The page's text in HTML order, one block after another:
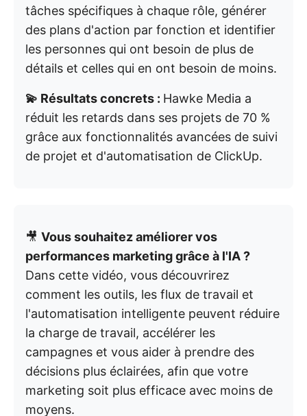
tâches spécifiques à chaque rôle, générer
des plans d'action par fonction et identifier
les personnes qui ont besoin de plus de
détails et celles qui en ont besoin de moins.
💫 Résultats concrets : Hawke Media a
réduit les retards dans ses projets de 70 %
grâce aux fonctionnalités avancées de suivi
de projet et d'automatisation de ClickUp.
🎥 Vous souhaitez améliorer vos
performances marketing grâce à l'IA ?
Dans cette vidéo, vous découvrirez
comment les outils, les flux de travail et
l'automatisation intelligente peuvent réduire
la charge de travail, accélérer les
campagnes et vous aider à prendre des
décisions plus éclairées, afin que votre
marketing soit plus efficace avec moins de
moyens.